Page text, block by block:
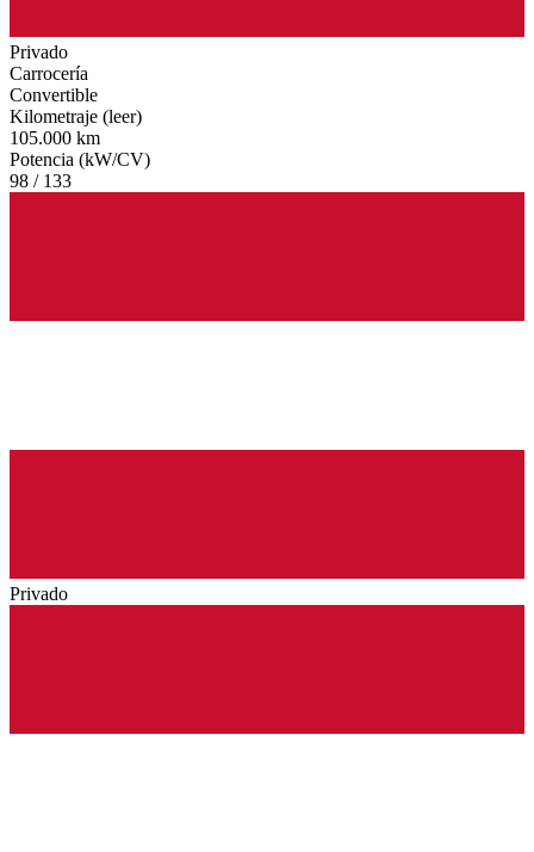
Privado
Carrocería
Convertible
Kilometraje (leer)
105.000 km
Potencia (kW/CV)
98 / 133
Privado